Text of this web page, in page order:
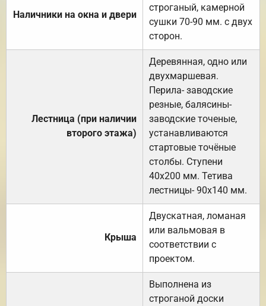
Наличники на окна и двери
строганый, камерной
сушки 70-90 мм. с двух
сторон.
Лестница (при наличии
второго этажа)
Деревянная, одно или
двухмаршевая.
Перила- заводские
резные, балясины-
заводские точеные,
устанавливаются
стартовые точёные
столбы. Ступени
40х200 мм. Тетива
лестницы- 90х140 мм.
Крыша
Двускатная, ломаная
или вальмовая в
соответствии с
проектом.
Выполнена из
строганой доски